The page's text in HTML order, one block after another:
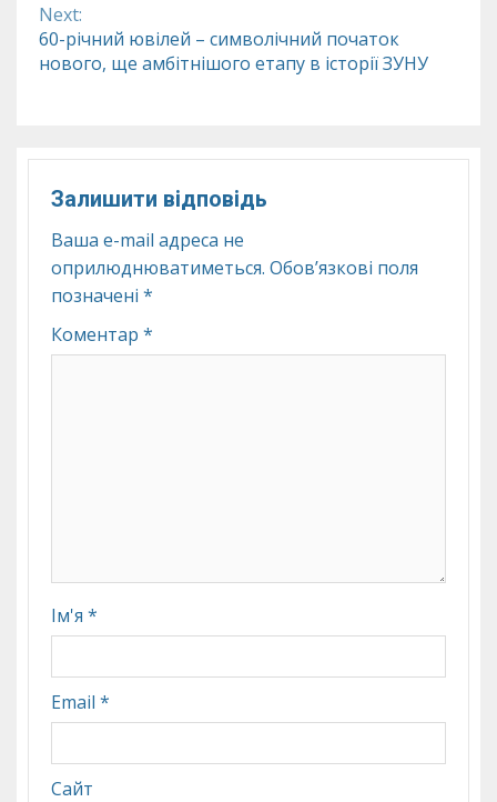
Next:
60-річний ювілей – символічний початок
нового, ще амбітнішого етапу в історії ЗУНУ
Залишити відповідь
Ваша e-mail адреса не
оприлюднюватиметься. Обов’язкові поля
позначені *
Коментар *
Ім'я *
Email *
Сайт